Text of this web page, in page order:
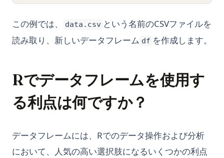
この例では、 data.csv という名前のCSVファイルを
読み取り、新しいデータフレーム df を作成します。
Rでデータフレームを使用す
る利点は何ですか？
データフレームには、Rでのデータ操作および分析
において、人気の高い選択肢になるいくつかの利点